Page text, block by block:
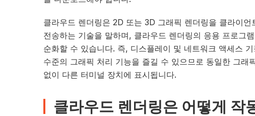
클라우드 렌더링은 2D 또는 3D 그래픽 렌더링을 클라이언
전송하는 기술을 말하며, 클라우드 렌더링의 응용 프로그
순화할 수 있습니다. 즉, 디스플레이 및 네트워크 액세스
수준의 그래픽 처리 기능을 즐길 수 있으므로 동일한 그래
없이 다른 터미널 장치에 표시됩니다.
클라우드 렌더링은 어떻게 작